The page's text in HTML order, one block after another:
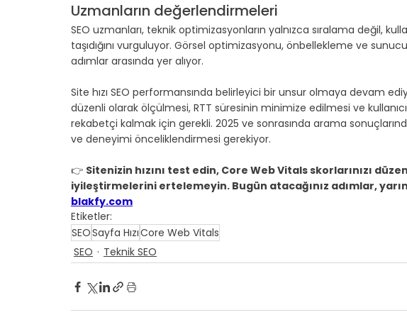
Uzmanların değerlendirmeleri
SEO uzmanları, teknik optimizasyonların yalnızca sıralama değil,
taşıdığını vurguluyor. Görsel optimizasyonu, önbellekleme ve
adımlar arasında yer alıyor.
Site hızı SEO performansında belirleyici bir unsur olmaya devam
düzenli olarak ölçülmesi, RTT süresinin minimize edilmesi ve
rekabetçi kalmak için gerekli. 2025 ve sonrasında arama
ve deneyimi önceliklendirmesi gerekiyor.
👉 Sitenizin hızını test edin, Core Web Vitals skorlarınızı
iyileştirmelerini ertelemeyin. Bugün atacağınız adımlar,
blakfy.com
Etiketler:
SEOSayfa HızıCore Web Vitals
SEO
Teknik SEO